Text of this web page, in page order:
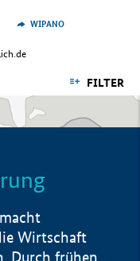
WIPANO
FILTER
Wirtschaft
Durch frühen